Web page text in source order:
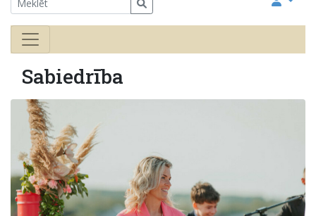
Sabiedrība